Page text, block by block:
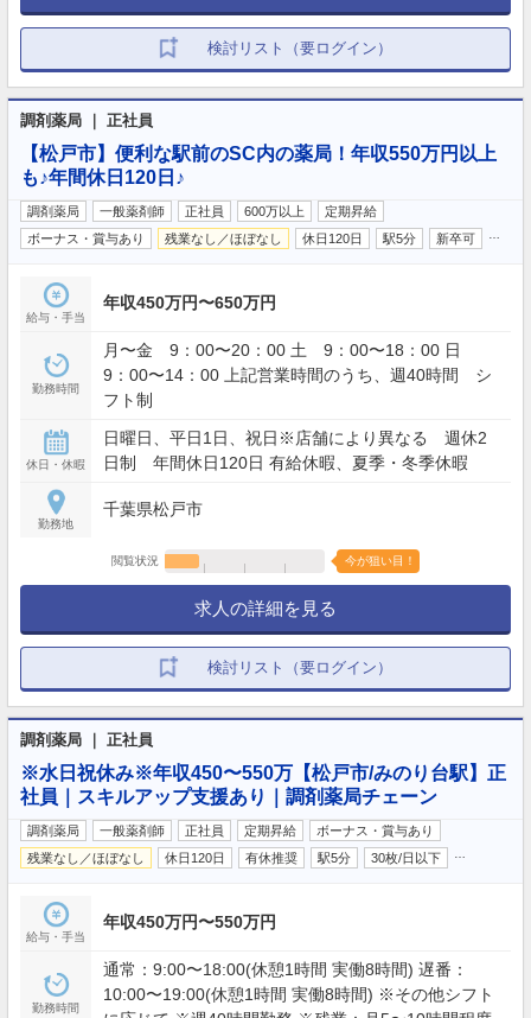
検討リスト（要ログイン）
調剤薬局 ｜ 正社員
【松戸市】便利な駅前のSC内の薬局！年収550万円以上
も♪年間休日120日♪
調剤薬局 一般薬剤師 正社員 600万以上
定期昇給
ボーナス・賞与あり
残業なし／ほぼなし 休日120日 駅5分 新卒可
給与・手当
年収450万円〜650万円
勤務時間
月〜金 9：00〜20：00 土 9：00〜18：00 日
9：00〜14：00 上記営業時間のうち、週40時間 シ
フト制
休日・休暇
日曜日、平日1日、祝日※店舗により異なる 週休2
日制 年間休日120日 有給休暇、夏季・冬季休暇
勤務地
千葉県松戸市
閲覧状況 今が狙い目！
求人の詳細を見る
検討リスト（要ログイン）
調剤薬局 ｜ 正社員
※水日祝休み※年収450〜550万【松戸市/みのり台駅】正
社員｜スキルアップ支援あり｜調剤薬局チェーン
調剤薬局 一般薬剤師 正社員 定期昇給
ボーナス・賞与あり
残業なし／ほぼなし
休日120日 有休推奨 駅5分 30枚/日以下
給与・手当
年収450万円〜550万円
勤務時間
通常：9:00〜18:00(休憩1時間 実働8時間) 遅番：
10:00〜19:00(休憩1時間 実働8時間) ※その他シフト